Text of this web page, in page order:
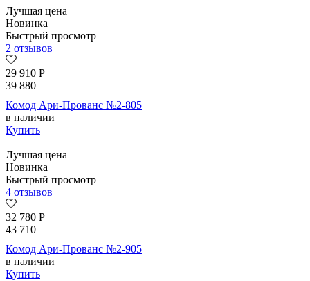
Лучшая цена
Новинка
Быстрый просмотр
2 отзывов
29 910 Р
39 880
Комод Ари-Прованс №2-805
в наличии
Купить
Лучшая цена
Новинка
Быстрый просмотр
4 отзывов
32 780 Р
43 710
Комод Ари-Прованс №2-905
в наличии
Купить